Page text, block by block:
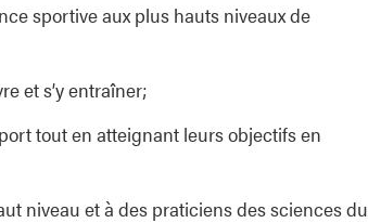
sportive aux plus hauts niveaux de
et s’y entraîner;
tout en atteignant leurs objectifs en
niveau et à des praticiens des sciences du